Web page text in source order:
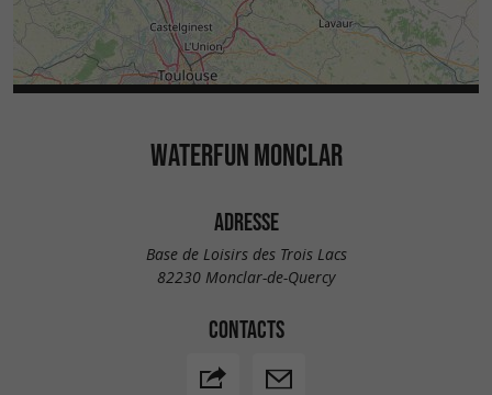
WATERFUN MONCLAR
ADRESSE
Base de Loisirs des Trois Lacs
82230 Monclar-de-Quercy
CONTACTS